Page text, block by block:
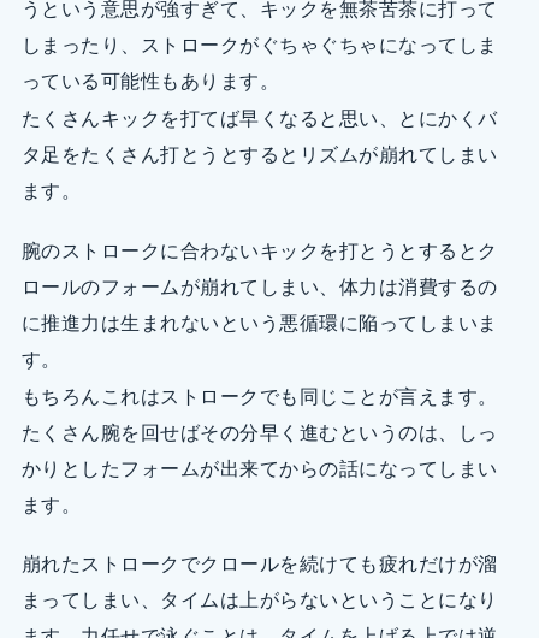
うという意思が強すぎて、キックを無茶苦茶に打って
しまったり、ストロークがぐちゃぐちゃになってしま
っている可能性もあります。
たくさんキックを打てば早くなると思い、とにかくバ
タ足をたくさん打とうとするとリズムが崩れてしまい
ます。
腕のストロークに合わないキックを打とうとするとク
ロールのフォームが崩れてしまい、体力は消費するの
に推進力は生まれないという悪循環に陥ってしまいま
す。
もちろんこれはストロークでも同じことが言えます。
たくさん腕を回せばその分早く進むというのは、しっ
かりとしたフォームが出来てからの話になってしまい
ます。
崩れたストロークでクロールを続けても疲れだけが溜
まってしまい、タイムは上がらないということになり